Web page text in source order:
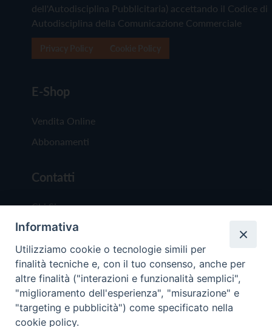
dell'Autodisciplina Pubblicitaria) accettando il Codice di
Autodisciplina della Comunicazione Commerciale
E-Shop
Vendita Online
Abbonamenti
Contatti
Chi Siamo
Redazione
Scrivici
Informativa
Utilizziamo cookie o tecnologie simili per
finalità tecniche e, con il tuo consenso, anche per
altre finalità ("interazioni e funzionalità semplici",
"miglioramento dell'esperienza", "misurazione" e
"targeting e pubblicità") come specificato nella
cookie policy.